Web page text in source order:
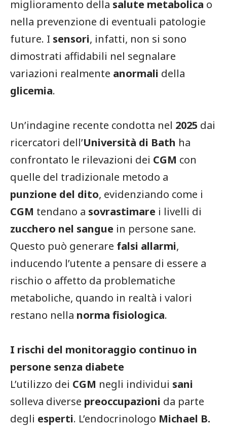
miglioramento della salute metabolica o
nella prevenzione di eventuali patologie
future. I sensori, infatti, non si sono
dimostrati affidabili nel segnalare
variazioni realmente anormali della
glicemia.
Un’indagine recente condotta nel 2025 dai
ricercatori dell’Università di Bath ha
confrontato le rilevazioni dei CGM con
quelle del tradizionale metodo a
punzione del dito, evidenziando come i
CGM tendano a sovrastimare i livelli di
zucchero nel sangue in persone sane.
Questo può generare falsi allarmi,
inducendo l’utente a pensare di essere a
rischio o affetto da problematiche
metaboliche, quando in realtà i valori
restano nella norma fisiologica.
I rischi del monitoraggio continuo in
persone senza diabete
L’utilizzo dei CGM negli individui sani
solleva diverse preoccupazioni da parte
degli esperti. L’endocrinologo Michael B.